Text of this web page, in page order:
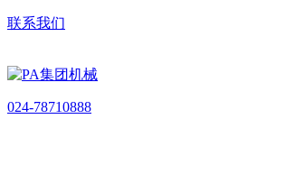
联系我们
024-78710888